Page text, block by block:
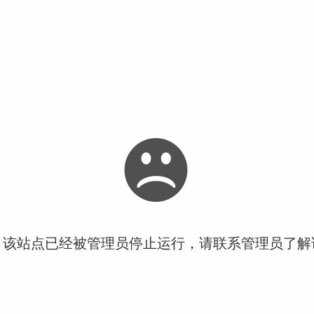
站点已经被管理员停止运行，请联系管理员了